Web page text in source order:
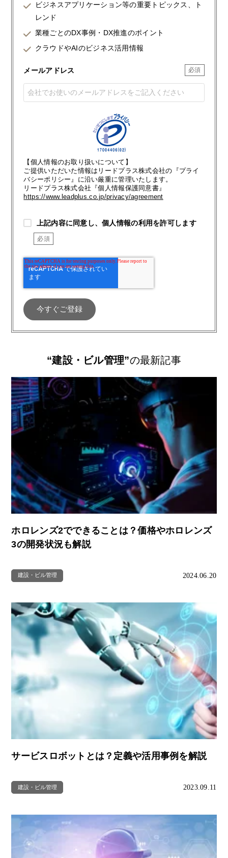
ビジネスアプリケーション等の重要トピックス、ト
レンド
業種ごとのDX事例・DX推進のポイント
クラウドやAIのビジネス活用情報
メールアドレス
【個人情報のお取り扱いについて】
ご提供いただいた情報はリードプラス株式会社の『プライ
バシーポリシー』に沿い厳重に管理いたします。
リードプラス株式会社『個人情報保護同意書』
https://www.leadplus.co.jp/privacy/agreement
上記内容に同意し、個人情報の利用を許可します
“建設・ビル管理”の最新記事
ホロレンズ2でできることは？価格やホロレンズ
3の開発状況も解説
建設・ビル管理 2024.06.20
サービスロボットとは？定義や活用事例を解説
建設・ビル管理 2023.09.11